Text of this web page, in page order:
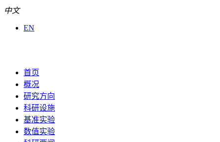
中文
EN
首页
概况
研究方向
科研设施
基准实验
数值实验